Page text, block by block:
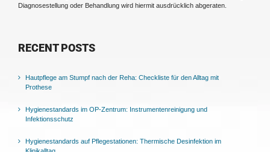
Diagnosestellung oder Behandlung wird hiermit ausdrücklich abgeraten.
RECENT POSTS
Hautpflege am Stumpf nach der Reha: Checkliste für den Alltag mit
Prothese
Hygienestandards im OP-Zentrum: Instrumentenreinigung und
Infektionsschutz
Hygienestandards auf Pflegestationen: Thermische Desinfektion im
Klinikalltag